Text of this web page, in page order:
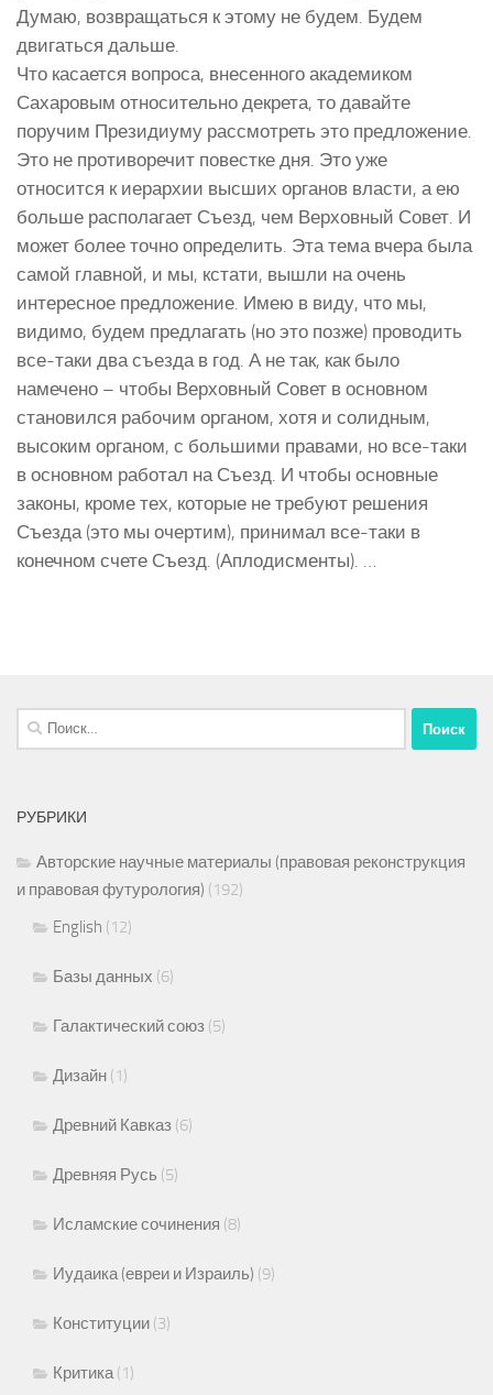
Думаю, возвращаться к этому не будем. Будем
двигаться дальше.
Что касается вопроса, внесенного академиком
Сахаровым относительно декрета, то давайте
поручим Президиуму рассмотреть это предложение.
Это не противоречит повестке дня. Это уже
относится к иерархии высших органов власти, а ею
больше располагает Съезд, чем Верховный Совет. И
может более точно определить. Эта тема вчера была
самой главной, и мы, кстати, вышли на очень
интересное предложение. Имею в виду, что мы,
видимо, будем предлагать (но это позже) проводить
все-таки два съезда в год. А не так, как было
намечено – чтобы Верховный Совет в основном
становился рабочим органом, хотя и солидным,
высоким органом, с большими правами, но все-таки
в основном работал на Съезд. И чтобы основные
законы, кроме тех, которые не требуют решения
Съезда (это мы очертим), принимал все-таки в
конечном счете Съезд. (Аплодисменты). …
Найти:
РУБРИКИ
Авторские научные материалы (правовая реконструкция
и правовая футурология) (192)
English (12)
Базы данных (6)
Галактический союз (5)
Дизайн (1)
Древний Кавказ (6)
Древняя Русь (5)
Исламские сочинения (8)
Иудаика (евреи и Израиль) (9)
Конституции (3)
Критика(1)